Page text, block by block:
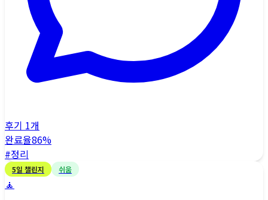
후기 1개
완료율86%
#정리
5일 챌린지 쉬움
🧘